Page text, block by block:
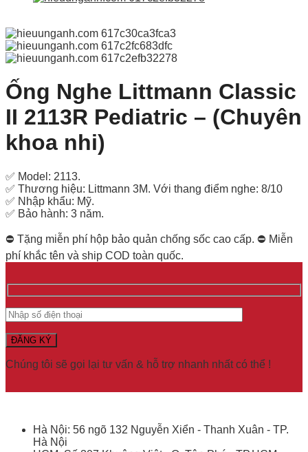
Ống Nghe Littmann Classic
II 2113R Pediatric – (Chuyên
khoa nhi)
✅ Model: 2113.
✅ Thương hiệu: Littmann 3M. Với thang điểm nghe: 8/10
✅ Nhập khẩu: Mỹ.
✅ Bảo hành: 3 năm.
⛔ Tặng miễn phí hộp bảo quản chống sốc cao cấp. ⛔ Miễn
phí khắc tên và ship COD toàn quốc.
Chúng tôi sẽ gọi lại tư vấn & hỗ trợ nhanh nhất có thể !
Hà Nội: 56 ngõ 132 Nguyễn Xiển - Thanh Xuân - TP.
Hà Nội